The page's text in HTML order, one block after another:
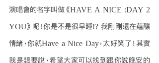
演唱會的名字叫做《HAVE A NICE :DAY 2
YOU》呢！你是不是很早睡!? 我剛剛還在蘊釀
情緒，你就Have a Nice Day，太好笑了！其實
我是想要說，希望大家可以找到跟你說晚安的